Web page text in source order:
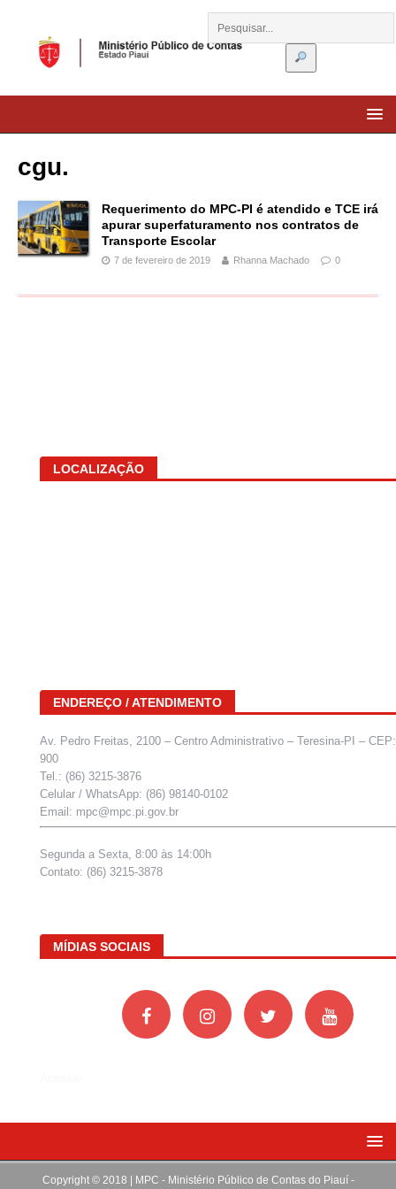
cgu.
Requerimento do MPC-PI é atendido e TCE irá
apurar superfaturamento nos contratos de
Transporte Escolar
7 de fevereiro de 2019 Rhanna Machado 0
LOCALIZAÇÃO
ENDEREÇO / ATENDIMENTO
Av. Pedro Freitas, 2100 – Centro Administrativo – Teresina-PI –
900
Tel.: (86) 3215-3876
Celular / WhatsApp: (86) 98140-0102
Email: mpc@mpc.pi.gov.br
Segunda a Sexta, 8:00 às 14:00h
Contato: (86) 3215-3878
MÍDIAS SOCIAIS
Copyright © 2018 | MPC - Ministério Público de Contas do Piauí -